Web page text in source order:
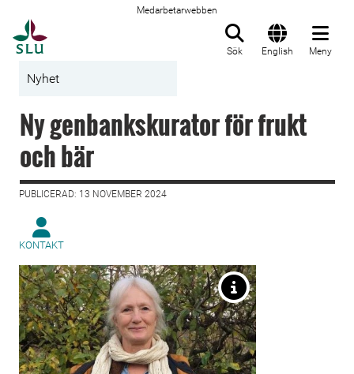
Medarbetarwebben
Sök English Meny
Nyhet
Ny genbankskurator för frukt
och bär
PUBLICERAD: 13 NOVEMBER 2024
KONTAKT